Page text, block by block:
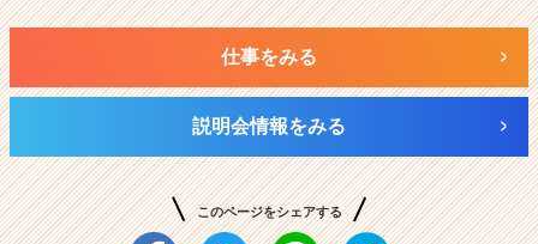
仕事をみる
説明会情報をみる
このページをシェアする